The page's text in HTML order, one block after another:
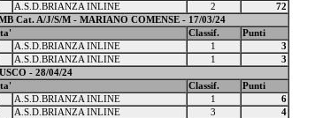
A.S.D.BRIANZA INLINE 2
72
Cat. A/J/S/M - MARIANO COMENSE - 17/03/24
Classif.
Punti
A.S.D.BRIANZA INLINE 1
3
A.S.D.BRIANZA INLINE 1
3
- 28/04/24
Classif.
Punti
A.S.D.BRIANZA INLINE 1
6
A.S.D.BRIANZA INLINE 3
4